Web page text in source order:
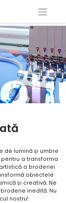
de lumină și umbre
a transforma
a broderiei
obiectele
și creativă. Ne
inedită. Nu
nostru!